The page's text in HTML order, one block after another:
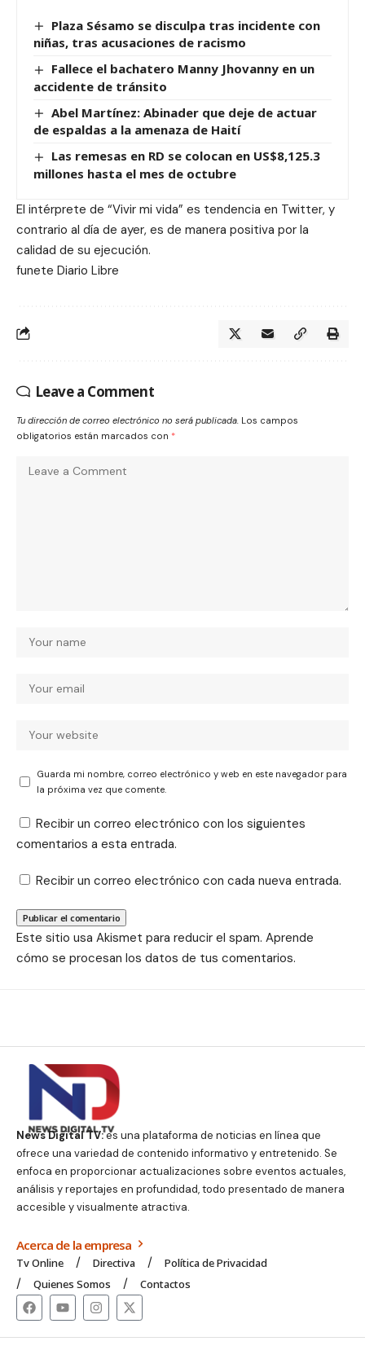
Plaza Sésamo se disculpa tras incidente con
niñas, tras acusaciones de racismo
Fallece el bachatero Manny Jhovanny en un
accidente de tránsito
Abel Martínez: Abinader que deje de actuar
de espaldas a la amenaza de Haití
Las remesas en RD se colocan en US$8,125.3
millones hasta el mes de octubre
El intérprete de “Vivir mi vida” es tendencia en Twitter, y
contrario al día de ayer, es de manera positiva por la
calidad de su ejecución.
funete Diario Libre
Leave a Comment
Tu dirección de correo electrónico no será publicada. Los campos
obligatorios están marcados con *
Guarda mi nombre, correo electrónico y web en este navegador para
la próxima vez que comente.
Recibir un correo electrónico con los siguientes
comentarios a esta entrada.
Recibir un correo electrónico con cada nueva entrada.
Este sitio usa Akismet para reducir el spam. Aprende
cómo se procesan los datos de tus comentarios.
News Digital TV:es una plataforma de noticias en línea que
ofrece una variedad de contenido informativo y entretenido. Se
enfoca en proporcionar actualizaciones sobre eventos actuales,
análisis y reportajes en profundidad, todo presentado de manera
accesible y visualmente atractiva.
Acerca de la empresa
Tv Online Directiva
Política de Privacidad
Quienes Somos
Contactos